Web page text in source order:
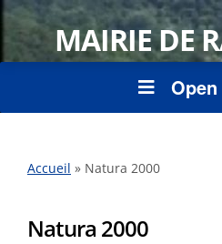
MAIRIE DE
Accueil » Natura 2000
Natura 2000